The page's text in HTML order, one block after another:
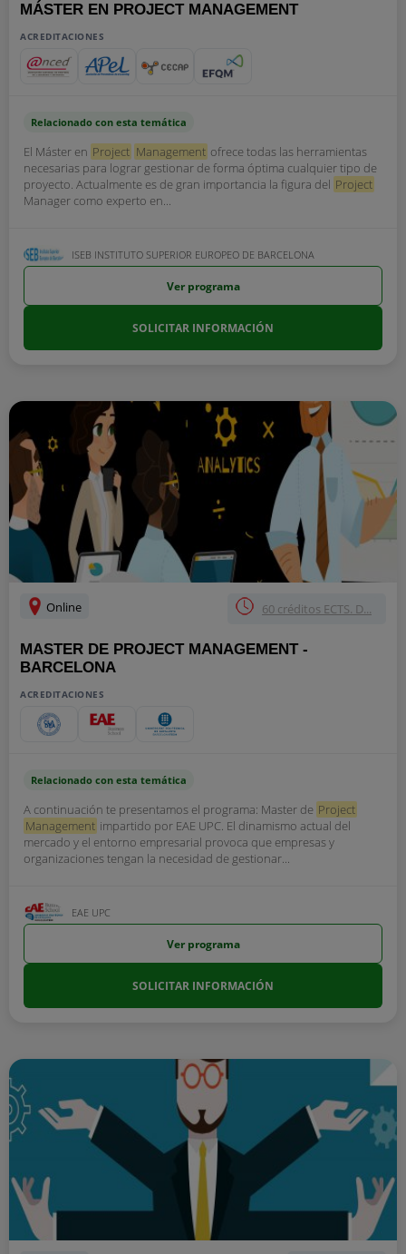
MÁSTER EN PROJECT MANAGEMENT
ACREDITACIONES
Relacionado con esta temática
El Máster en Project Management ofrece todas las herramientas
necesarias para lograr gestionar de forma óptima cualquier tipo de
proyecto. Actualmente es de gran importancia la figura del Project
Manager como experto en...
ISEB INSTITUTO SUPERIOR EUROPEO DE BARCELONA
Ver programa
SOLICITAR INFORMACIÓN
Online 60 créditos ECTS. D...
MASTER DE PROJECT MANAGEMENT -
BARCELONA
ACREDITACIONES
Relacionado con esta temática
A continuación te presentamos el programa: Master de Project
Management impartido por EAE UPC. El dinamismo actual del
mercado y el entorno empresarial provoca que empresas y
organizaciones tengan la necesidad de gestionar...
EAE UPC
Ver programa
SOLICITAR INFORMACIÓN